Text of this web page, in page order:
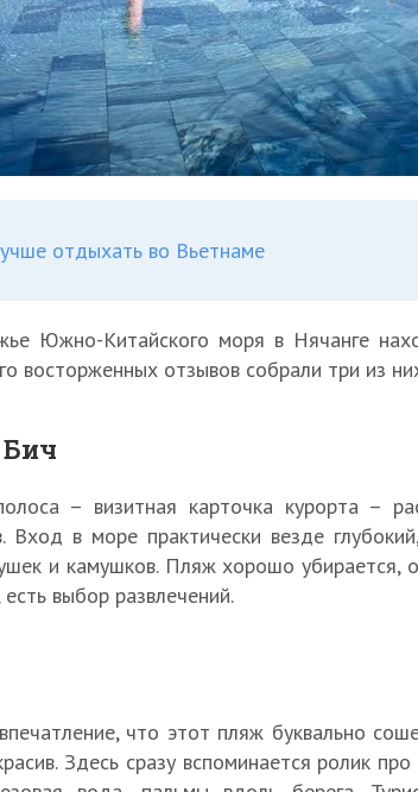
отдыхать во Вьетнаме
Южно-Китайского моря в Нячанге
восторженных отзывов собрали три из
– визитная карточка курорта –
Вход в море практически везде
и камушков. Пляж хорошо убирается,
выбор развлечений.
что этот пляж буквально
Здесь сразу вспоминается ролик